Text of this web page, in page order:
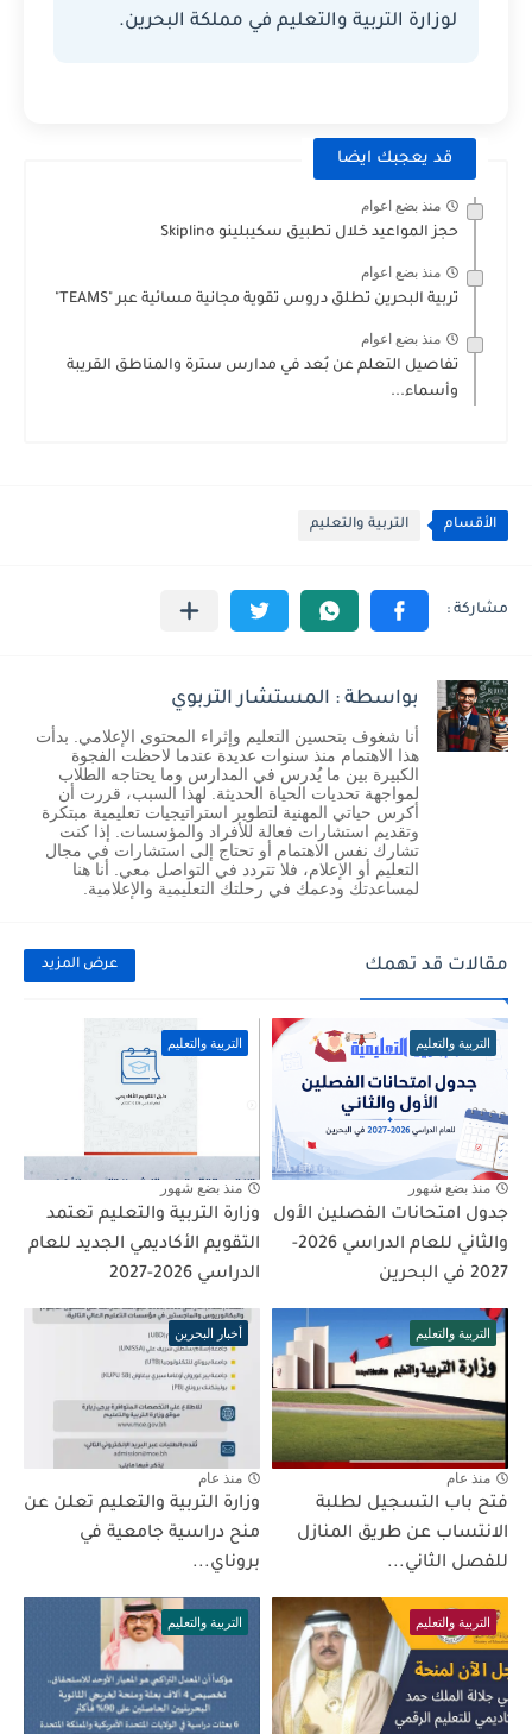
لوزارة التربية والتعليم في مملكة البحرين.
قد يعجبك ايضا
منذ بضع اعوام
حجز المواعيد خلال تطبيق سكيبلينو Skiplino
منذ بضع اعوام
تربية البحرين تطلق دروس تقوية مجانية مسائية عبر "TEAMS"
منذ بضع اعوام
تفاصيل التعلم عن بُعد في مدارس سترة والمناطق القريبة
وأسماء...
الأقسام التربية والتعليم
بواسطة : المستشار التربوي
أنا شغوف بتحسين التعليم وإثراء المحتوى الإعلامي. بدأت
هذا الاهتمام منذ سنوات عديدة عندما لاحظت الفجوة
الكبيرة بين ما يُدرس في المدارس وما يحتاجه الطلاب
لمواجهة تحديات الحياة الحديثة. لهذا السبب، قررت أن
أكرس حياتي المهنية لتطوير استراتيجيات تعليمية مبتكرة
وتقديم استشارات فعالة للأفراد والمؤسسات. إذا كنت
تشارك نفس الاهتمام أو تحتاج إلى استشارات في مجال
التعليم أو الإعلام، فلا تتردد في التواصل معي. أنا هنا
لمساعدتك ودعمك في رحلتك التعليمية والإعلامية.
مقالات قد تهمك عرض المزيد
التربية والتعليم
منذ بضع شهور
جدول امتحانات الفصلين الأول
والثاني للعام الدراسي 2026-
2027 في البحرين
التربية والتعليم
منذ بضع شهور
وزارة التربية والتعليم تعتمد
التقويم الأكاديمي الجديد للعام
الدراسي 2026-2027
التربية والتعليم
منذ عام
فتح باب التسجيل لطلبة
الانتساب عن طريق المنازل
للفصل الثاني...
أخبار البحرين
منذ عام
وزارة التربية والتعليم تعلن عن
منح دراسية جامعية في
بروناي...
التربية والتعليم التربية والتعليم